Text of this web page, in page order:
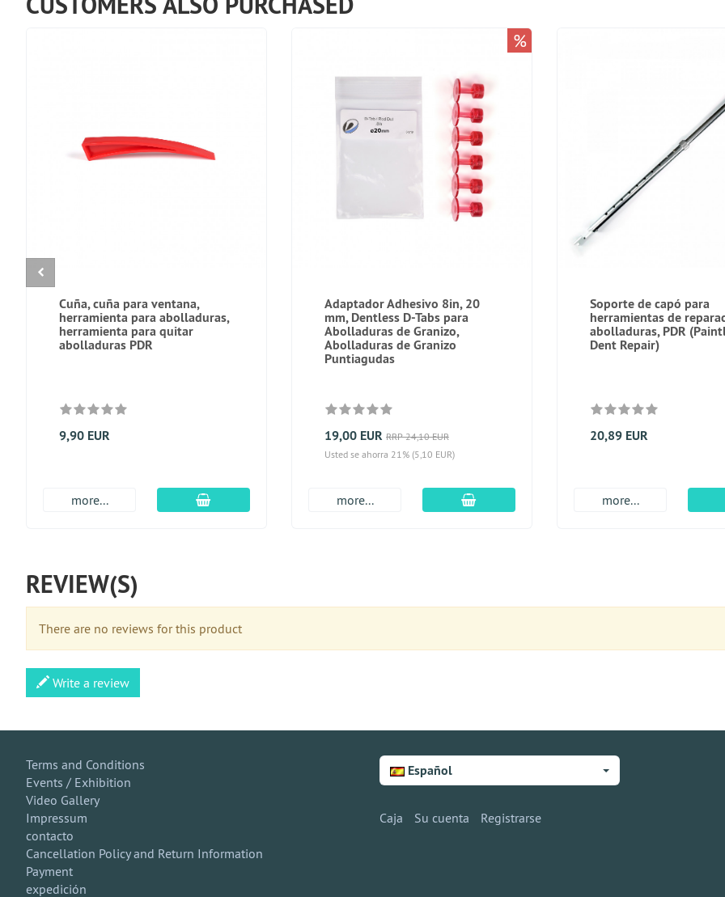
Cuña, cuña para ventana,
herramienta para abolladuras,
herramienta para quitar
abolladuras PDR
9,90 EUR
more... En el carro de compras
Adaptador Adhesivo 8in, 20
mm, Dentless D-Tabs para
Abolladuras de Granizo,
Abolladuras de Granizo
Puntiagudas
19,00 EUR RRP 24,10 EUR
Usted se ahorra 21% (5,10 EUR)
more... En el carro de compras
%
Soporte de capó para
herramientas de
abolladuras, PDR
Dent Repair)
20,89 EUR
more...
REVIEW(S)
There are no reviews for this product
Write a review
Terms and Conditions
Events / Exhibition
Video Gallery
Impressum
contacto
Cancellation Policy and Return Information
Payment
expedición
Español
Caja Su cuenta Registrarse